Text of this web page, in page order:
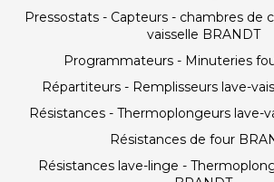
Pressostats - Capteurs - chambres de
vaisselle BRANDT
Programmateurs - Minuteries
Répartiteurs - Remplisseurs lave-
Résistances - Thermoplongeurs lave-
Résistances de four
Résistances lave-linge -